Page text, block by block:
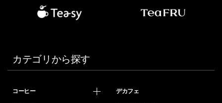
カテゴリから探す
コーヒー デカフェ